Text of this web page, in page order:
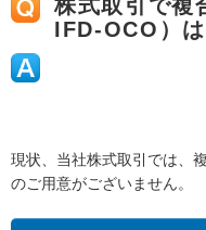
株式取引で複
IFD-OCO）
現状、当社株式取引では、
のご用意がございません。